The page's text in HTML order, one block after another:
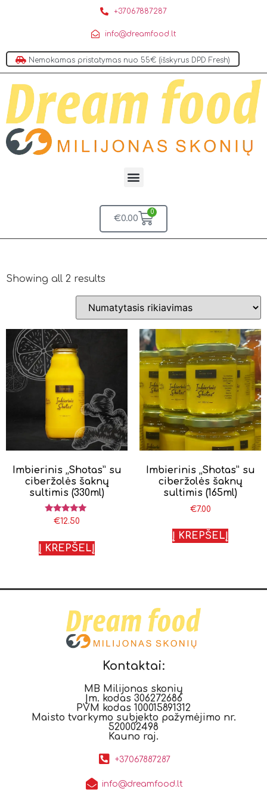
+37067887287
info@dreamfood.lt
Nemokamas pristatymas nuo 55€ (išskyrus DPD Fresh)
€0.00
0
Showing all 2 results
Imbierinis „Shotas” su
ciberžolės šaknų
sultimis (330ml)
Įvertinimas:
€12.50
Į KREPŠELĮ
Imbierinis „Shotas” su
ciberžolės šaknų
sultimis (165ml)
€7.00
Į KREPŠELĮ
Kontaktai:
MB Milijonas skonių
Įm. kodas 306272686
PVM kodas 100015891312
Maisto tvarkymo subjekto pažymėjimo nr.
520002498
Kauno raj.
+37067887287
info@dreamfood.lt